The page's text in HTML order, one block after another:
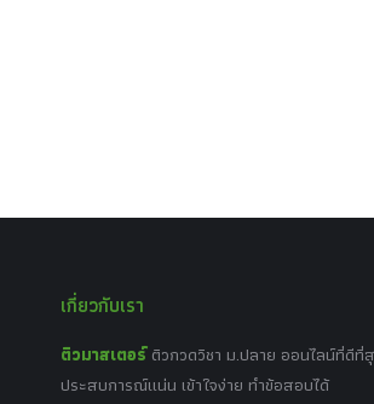
เกี่ยวกับเรา
ติวมาสเตอร์ ติวกวดวิชา ม.ปลาย ออนไลน์ที่ดีที่
ประสบการณ์แน่น เข้าใจง่าย ทำข้อสอบได้